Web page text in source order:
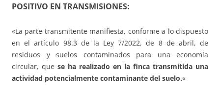
POSITIVO EN TRANSMISIONES:
«La parte transmitente manifiesta, conforme a lo dispuesto
en el artículo 98.3 de la Ley 7/2022, de 8 de abril, de
residuos y suelos contaminados para una economía
circular, que se ha realizado en la finca transmitida una
actividad potencialmente contaminante del suelo.«